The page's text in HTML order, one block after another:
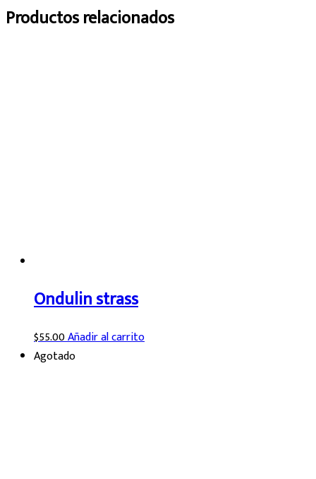
Productos relacionados
Ondulin strass
$55.00Añadir al carrito
Agotado